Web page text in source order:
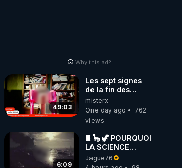
Why this ad?
49:03
Les sept signes
de la fin des
temps selon
l’intervenant
misterx
One day ago
762
views
6:09
🛢 🦕 🦖 POURQUOI
LA SCIENCE
OFFICIELLE NE
CONNAÎT-ELLE
Jague76